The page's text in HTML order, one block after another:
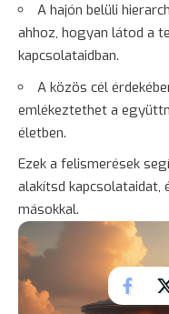
A hajón belüli
ahhoz, hogyan látod a
kapcsolataidban.
A közös cél
emlékeztethet a
életben.
Ezek a felismerések
alakítsd kapcsolataidat,
másokkal.